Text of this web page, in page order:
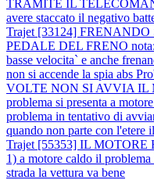
TRAMITE IL
avere staccato il negativo
Trajet [33124]
PEDALE DEL FRENO
basse velocita` e anche
non si accende la spia abs
VOLTE NON SI AVVIA IL
problema si presenta a
problema in tentativo di
quando non parte con l'etere
Trajet [55353] IL MOTORE
1) a motore caldo il
strada la vettura va bene